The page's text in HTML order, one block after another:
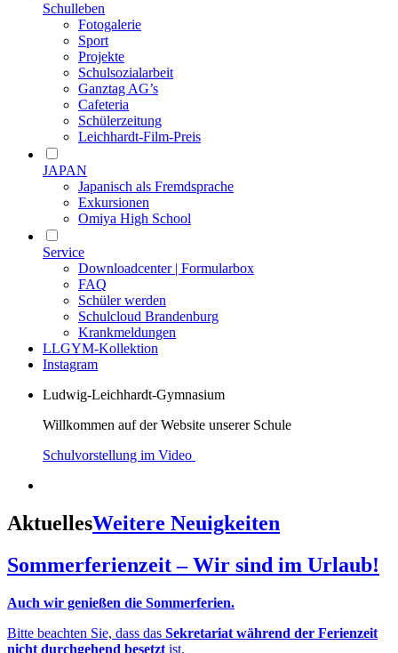
Schulleben
Fotogalerie
Sport
Projekte
Schulsozialarbeit
Ganztag AG’s
Cafeteria
Schülerzeitung
Leichhardt-Film-Preis
JAPAN
Japanisch als Fremdsprache
Exkursionen
Omiya High School
Service
Downloadcenter | Formularbox
FAQ
Schüler werden
Schulcloud Brandenburg
Krankmeldungen
LLGYM-Kollektion
Instagram
Ludwig-Leichhardt-Gymnasium
Willkommen auf der Website unserer Schule
Schulvorstellung im Video
AktuellesWeitere Neuigkeiten
Sommerferienzeit – Wir sind im Urlaub!
Auch wir genießen die Sommerferien.
Bitte beachten Sie, dass das Sekretariat während der Ferienzeit
nicht durchgehend besetzt ist.